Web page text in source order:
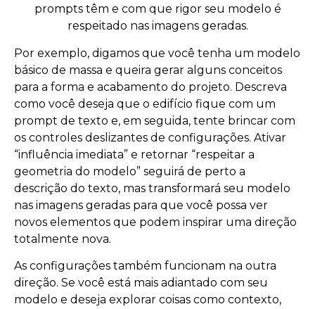
prompts têm e com que rigor seu modelo é
respeitado nas imagens geradas.
Por exemplo, digamos que você tenha um modelo
básico de massa e queira gerar alguns conceitos
para a forma e acabamento do projeto. Descreva
como você deseja que o edifício fique com um
prompt de texto e, em seguida, tente brincar com
os controles deslizantes de configurações. Ativar
“influência imediata” e retornar “respeitar a
geometria do modelo” seguirá de perto a
descrição do texto, mas transformará seu modelo
nas imagens geradas para que você possa ver
novos elementos que podem inspirar uma direção
totalmente nova.
As configurações também funcionam na outra
direção. Se você está mais adiantado com seu
modelo e deseja explorar coisas como contexto,